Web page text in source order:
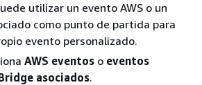
utilizar un evento AWS o un
como punto de partida para
evento personalizado.
AWS eventos o eventos
asociados.